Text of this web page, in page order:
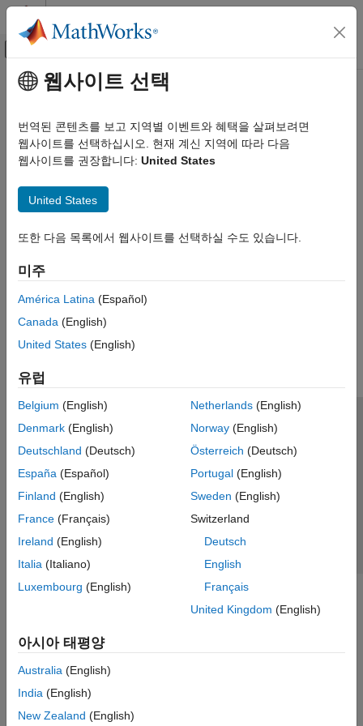
콘텐츠로 바로 가기
오프캔버스 탐색 메뉴 토글
문서 홈
Control Systems
주요 콘텐츠
How useful was this information?
웹사이트 선택
번역된 콘텐츠를 보고 지역별 이벤트와 혜택을 살펴보려면
웹사이트를 선택하십시오. 현재 계신 지역에 따라 다음
웹사이트를 권장합니다: United States
United States
또한 다음 목록에서 웹사이트를 선택하실 수도 있습니다.
미주
América Latina (Español)
Canada (English)
United States (English)
유럽
Belgium (English)
Denmark (English)
Deutschland (Deutsch)
España (Español)
Finland (English)
France (Français)
Ireland (English)
Italia (Italiano)
Luxembourg (English)
Netherlands(English)
Norway(English)
Österreich (Deutsch)
Portugal(English)
Sweden (English)
Switzerland
Deutsch
English
Français
United Kingdom (English)
아시아 태평양
Australia (English)
India (English)
New Zealand (English)
신뢰 센터 등록 상표 개인정보 취급방침
불법 복제 방지
애플리케이션 상태
© 1994-2026 The MathWorks, Inc.